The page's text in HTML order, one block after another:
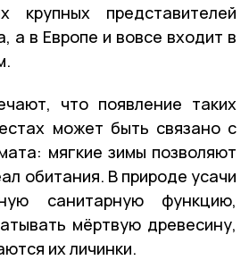
представителей
а в Европе и вовсе входит в
что появление таких
может быть связано с
мягкие зимы позволяют
обитания. В природе усачи
санитарную функцию,
мёртвую древесину,
их личинки.